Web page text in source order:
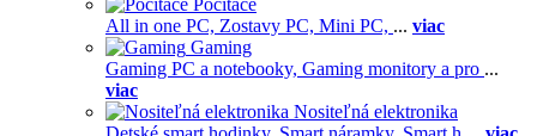
Počítače
All in one PC, Zostavy PC, Mini PC, ... viac
Gaming
Gaming PC a notebooky, Gaming monitory a pro ...
viac
Nositeľná elektronika